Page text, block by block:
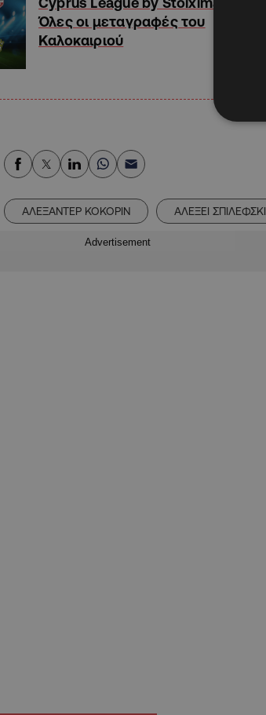
Όλες οι μεταγραφές του
Καλοκαιριού
ΑΛΕΞΑΝΤΕΡ ΚΟΚΟΡΙΝ ΑΛΕΞΕΙ ΣΠΙΛΕΦΣΚΙ
Advertisement